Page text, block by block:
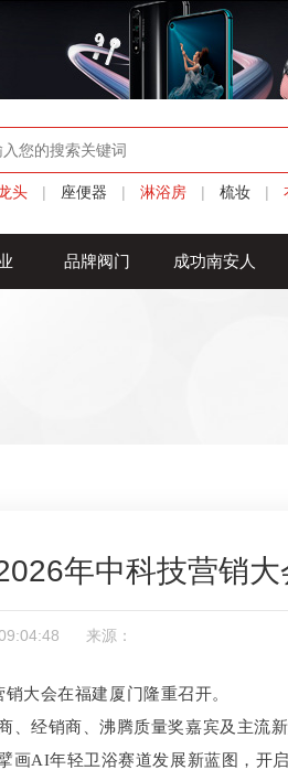
头 | 座便器 | 淋浴房 | 梳妆 |
品牌阀门 成功南安人
年中科技营销
09:04:48 来源：
大会在福建厦门隆重召开。
、经销商、沸腾质量奖嘉宾及主流
画AI年轻卫浴赛道发展新蓝图，开